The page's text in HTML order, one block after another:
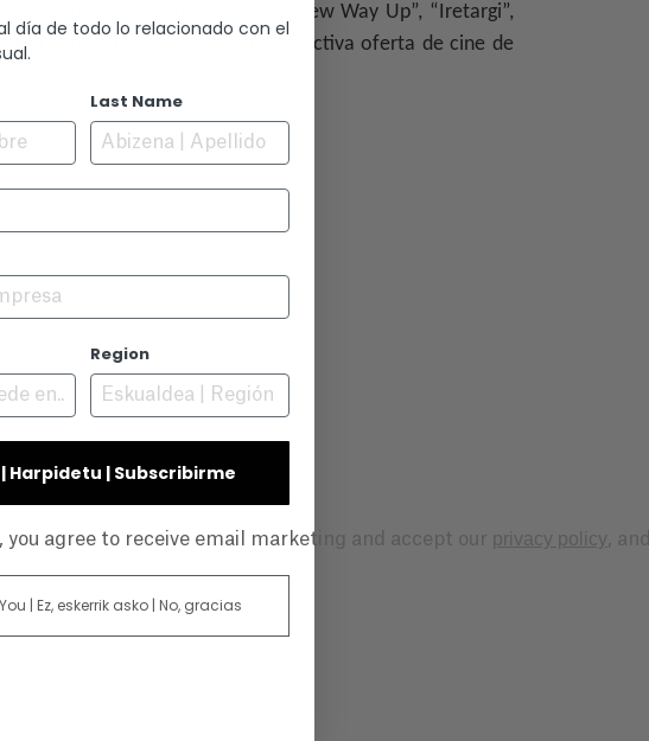
“Adrenaline Sucks”, “New Way Up”, “Iretargi”,
Tour ofrece una amplia y atractiva oferta de cine de
día de todo lo relacionado con el
Last Name
Region
| Harpidetu | Subscribirme
you agree to receive email marketing and accept our privacy policy,
| Ez, eskerrik asko | No, gracias